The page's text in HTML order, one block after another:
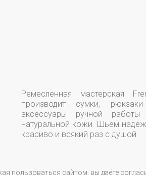
Ремесленная мастерская
производит сумки,
аксессуары ручной работы
натуральной кожи. Шьем
красиво и всякий раз с душой.
пользоваться сайтом, вы даёте